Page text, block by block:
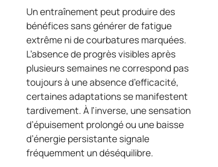
Un entraînement peut produire des
bénéfices sans générer de fatigue
extrême ni de courbatures marquées.
L’absence de progrès visibles après
plusieurs semaines ne correspond pas
toujours à une absence d’efficacité,
certaines adaptations se manifestent
tardivement. À l’inverse, une sensation
d’épuisement prolongé ou une baisse
d’énergie persistante signale
fréquemment un déséquilibre.